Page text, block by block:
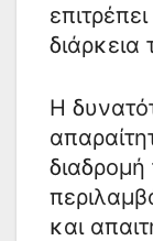
Η
και